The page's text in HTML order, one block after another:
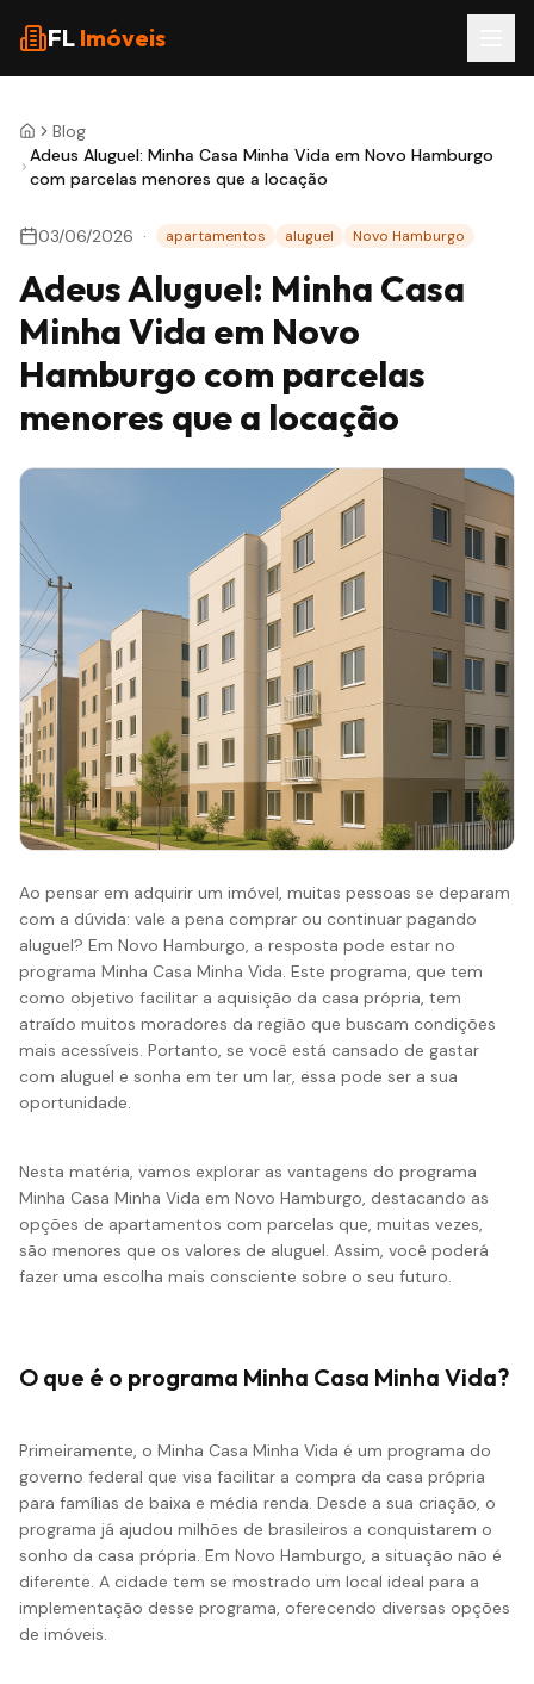
FL Imóveis
Blog
Adeus Aluguel: Minha Casa Minha Vida em Novo Hamburgo
com parcelas menores que a locação
03/06/2026 · apartamentos aluguel Novo Hamburgo
Adeus Aluguel: Minha Casa
Minha Vida em Novo
Hamburgo com parcelas
menores que a locação
Ao pensar em adquirir um imóvel, muitas pessoas se deparam
com a dúvida: vale a pena comprar ou continuar pagando
aluguel? Em Novo Hamburgo, a resposta pode estar no
programa Minha Casa Minha Vida. Este programa, que tem
como objetivo facilitar a aquisição da casa própria, tem
atraído muitos moradores da região que buscam condições
mais acessíveis. Portanto, se você está cansado de gastar
com aluguel e sonha em ter um lar, essa pode ser a sua
oportunidade.
Nesta matéria, vamos explorar as vantagens do programa
Minha Casa Minha Vida em Novo Hamburgo, destacando as
opções de apartamentos com parcelas que, muitas vezes,
são menores que os valores de aluguel. Assim, você poderá
fazer uma escolha mais consciente sobre o seu futuro.
O que é o programa Minha Casa Minha Vida?
Primeiramente, o Minha Casa Minha Vida é um programa do
governo federal que visa facilitar a compra da casa própria
para famílias de baixa e média renda. Desde a sua criação, o
programa já ajudou milhões de brasileiros a conquistarem o
sonho da casa própria. Em Novo Hamburgo, a situação não é
diferente. A cidade tem se mostrado um local ideal para a
implementação desse programa, oferecendo diversas opções
de imóveis.